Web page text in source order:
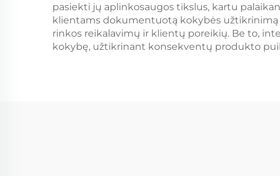
pasiekti jų aplinkosaugos tikslus, kartu
klientams dokumentuotą kokybės užtikrinimą
rinkos reikalavimų ir klientų poreikių. Be to,
kokybę, užtikrinant konsekventų produkto